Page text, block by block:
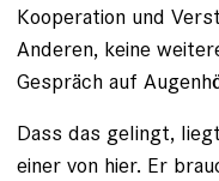
Kooperation und
Anderen, keine
Gespräch auf
Dass das gelingt,
einer von hier. Er